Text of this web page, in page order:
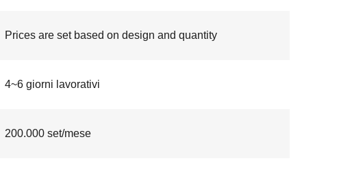
Prices are set based on design and quantity
4~6 giorni lavorativi
200.000 set/mese